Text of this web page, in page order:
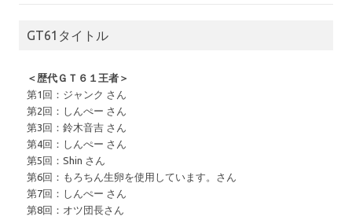
GT61タイトル
＜歴代ＧＴ６１王者＞
第1回：ジャンク さん
第2回：しんぺー さん
第3回：鈴木音吉 さん
第4回：しんぺー さん
第5回：Shin さん
第6回：もろちん生卵を使用しています。さん
第7回：しんぺー さん
第8回：オツ団長さん